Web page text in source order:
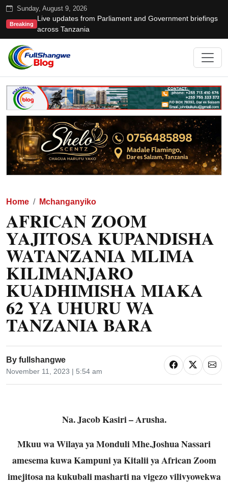
Sunday, August 9, 2026
Breaking
Live updates from Parliament and Government briefings
across Tanzania
Home Mchanganyiko
AFRICAN ZOOM
YAJITOSA KUPANDISHA
WATANZANIA MLIMA
KILIMANJARO
KUADHIMISHA MIAKA
62 YA UHURU WA
TANZANIA BARA
By fullshangwe
November 11, 2023 | 5:54 am
Na. Jacob Kasiri – Arusha.
Mkuu wa Wilaya ya Monduli Mhe.Joshua Nassari
amesema kuwa Kampuni ya Kitalii ya African Zoom
imejitosa na kukubali masharti na vigezo vilivyowekwa